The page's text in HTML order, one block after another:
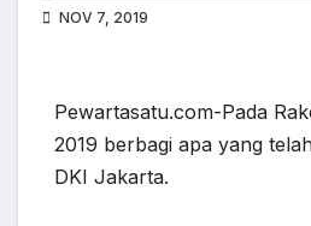
NOV 7, 2019
Pewartasatu.com-Pada
2019 berbagi apa yang
DKI Jakarta.